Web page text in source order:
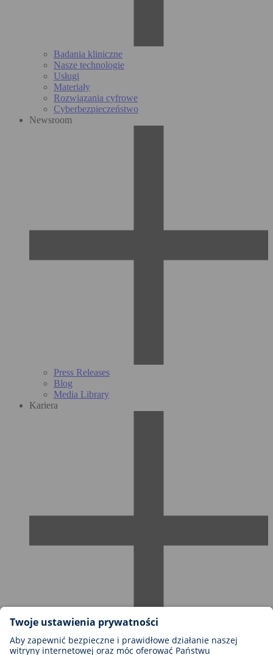
Badania kliniczne
Nasze technologie
Usługi
Materiały
Rozwiązania cyfrowe
Cyberbezpieczeństwo
Newsroom
Press Releases
Blog
Media Library
Kariera